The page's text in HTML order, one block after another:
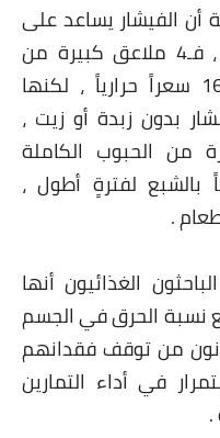
حلا الأعياد
رمضان
وحلا
حلويات العيد
ست البيت
مطبخ مصورة
أن الفيشار يساعد على
الإحساس بالشبع لفترة أطول ، فـ4 ملاعق كبيرة من
الذرة الصفراء تحتوي على 160 سعراً حرارياً ، لكنها
بدون زبدة أو زيت ،
من الحبوب الكاملة
لفترةٍ أطول ،
.
الغذائيون أنها
نسبة الحرق في الجسم
من توقف فقدانهم
في أداء التمارين
.